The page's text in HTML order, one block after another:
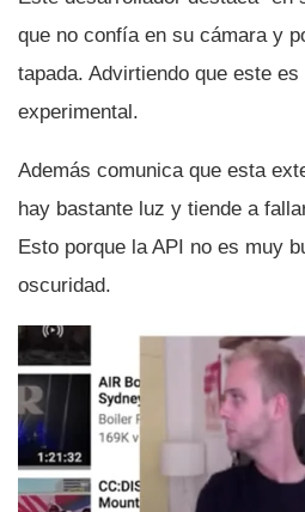
que no confí­a en su cámara y
tapada. Advirtiendo que este
experimental.
Además comunica que esta
hay bastante luz y tiende a
Esto porque la API no es muy
oscuridad.